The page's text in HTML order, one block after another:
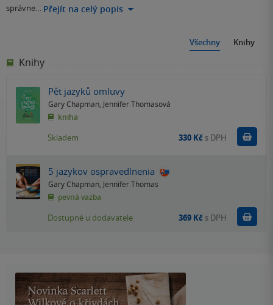
správne… Přejít na celý popis
Všechny Knihy
Knihy
Pět jazyků omluvy
Gary Chapman, Jennifer Thomasová
kniha
Skladem 330 Kč s DPH
5 jazykov ospravedlnenia
Gary Chapman, Jennifer Thomas
pevná vazba
Dostupné u dodavatele 369 Kč s DPH